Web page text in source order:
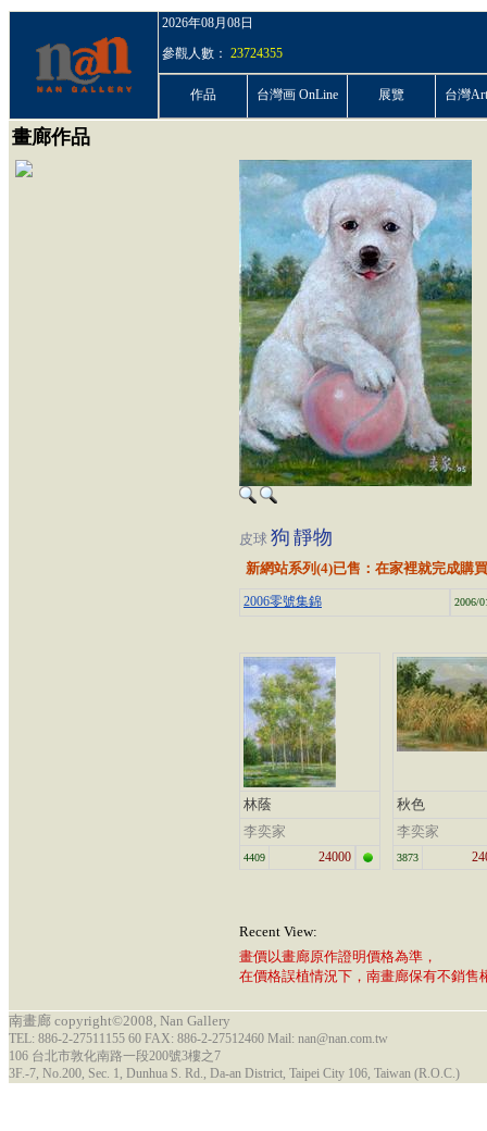
2026年08月08日
參觀人數： 23724355
作品 台灣画 OnLine 展覽 台灣
畫廊作品
皮球 狗 靜物
新網站系列(4)已售：在家裡就完成購買
2006零號集錦 2006/
林蔭
李奕家
4409 24000
秋色
李奕家
3873
Recent View:
畫價以畫廊原作證明價格為準，
在價格誤植情況下，南畫廊保有不銷售
南畫廊 copyright©2008, Nan Gallery
TEL: 886-2-27511155 60 FAX: 886-2-27512460 Mail: nan@nan.com.tw
106 台北市敦化南路一段200號3樓之7
3F.-7, No.200, Sec. 1, Dunhua S. Rd., Da-an District, Taipei City 106, Taiwan (R.O.C.)